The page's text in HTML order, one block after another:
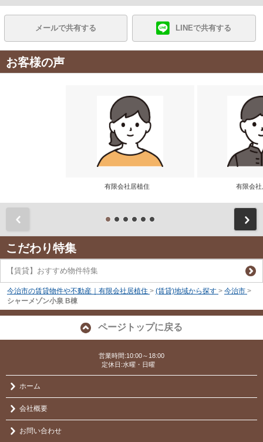
メールで共有する LINEで共有する
お客様の声
有限会社居植住 有限会
こだわり特集
【賃貸】おすすめ物件特集
今治市の賃貸物件や不動産｜有限会社居植住 > (賃貸)地域から探す > 今治市 >
シャーメゾン小泉 B棟
ページトップに戻る
営業時間:10:00～18:00
定休日:水曜・日曜
ホーム
会社概要
お問い合わせ